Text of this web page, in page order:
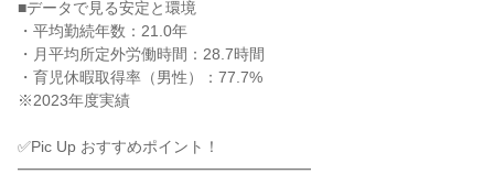
■データで見る安定と環境
・平均勤続年数：21.0年
・月平均所定外労働時間：28.7時間
・育児休暇取得率（男性）：77.7%
※2023年度実績
✅Pic Up おすすめポイント！
━━━━━━━━━━━━━━━━━━━